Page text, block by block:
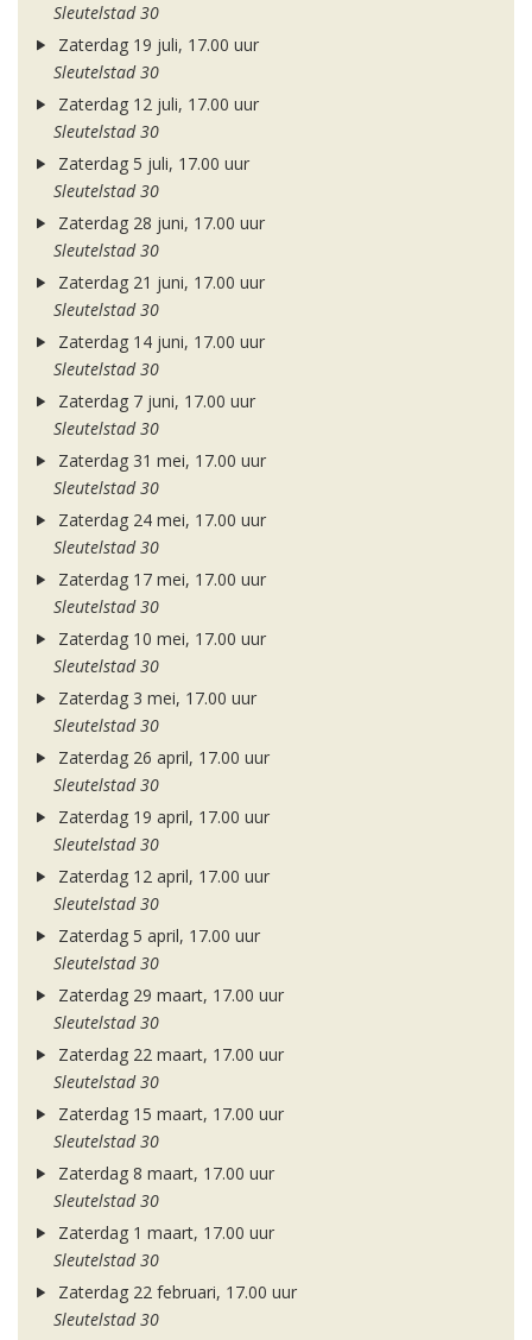
Sleutelstad 30
Zaterdag 19 juli, 17.00 uur
Sleutelstad 30
Zaterdag 12 juli, 17.00 uur
Sleutelstad 30
Zaterdag 5 juli, 17.00 uur
Sleutelstad 30
Zaterdag 28 juni, 17.00 uur
Sleutelstad 30
Zaterdag 21 juni, 17.00 uur
Sleutelstad 30
Zaterdag 14 juni, 17.00 uur
Sleutelstad 30
Zaterdag 7 juni, 17.00 uur
Sleutelstad 30
Zaterdag 31 mei, 17.00 uur
Sleutelstad 30
Zaterdag 24 mei, 17.00 uur
Sleutelstad 30
Zaterdag 17 mei, 17.00 uur
Sleutelstad 30
Zaterdag 10 mei, 17.00 uur
Sleutelstad 30
Zaterdag 3 mei, 17.00 uur
Sleutelstad 30
Zaterdag 26 april, 17.00 uur
Sleutelstad 30
Zaterdag 19 april, 17.00 uur
Sleutelstad 30
Zaterdag 12 april, 17.00 uur
Sleutelstad 30
Zaterdag 5 april, 17.00 uur
Sleutelstad 30
Zaterdag 29 maart, 17.00 uur
Sleutelstad 30
Zaterdag 22 maart, 17.00 uur
Sleutelstad 30
Zaterdag 15 maart, 17.00 uur
Sleutelstad 30
Zaterdag 8 maart, 17.00 uur
Sleutelstad 30
Zaterdag 1 maart, 17.00 uur
Sleutelstad 30
Zaterdag 22 februari, 17.00 uur
Sleutelstad 30